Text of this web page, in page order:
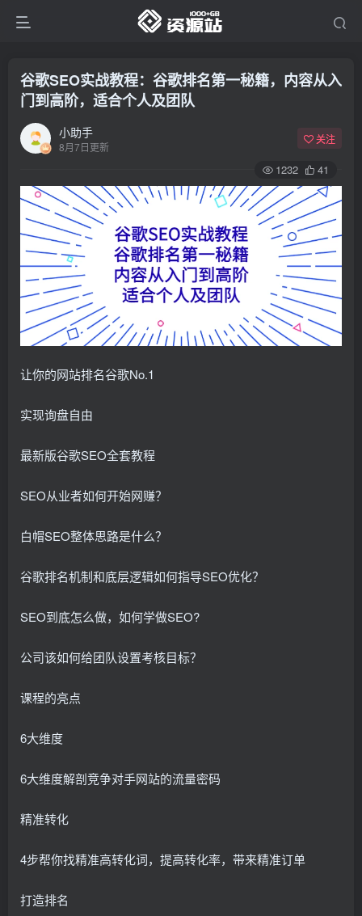
谷歌SEO实战教程：谷歌排名第一秘籍，内容从入
门到高阶，适合个人及团队
小助手
8月7日更新
关注
1232 41
让你的网站排名谷歌No.1
实现询盘自由
最新版谷歌SEO全套教程
SEO从业者如何开始网赚？
白帽SEO整体思路是什么？
谷歌排名机制和底层逻辑如何指导SEO优化？
SEO到底怎么做，如何学做SEO?
公司该如何给团队设置考核目标？
课程的亮点
6大维度
6大维度解剖竞争对手网站的流量密码
精准转化
4步帮你找精准高转化词，提高转化率，带来精准订单
打造排名